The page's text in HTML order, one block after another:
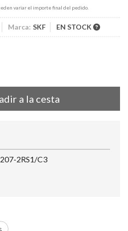
variar el importe final del pedido.
Marca: SKF EN STOCK
a la cesta
2RS1/C3